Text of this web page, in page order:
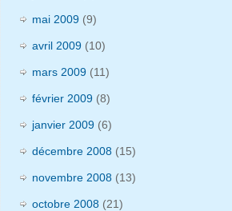
mai 2009 (9)
avril 2009 (10)
mars 2009 (11)
février 2009 (8)
janvier 2009 (6)
décembre 2008 (15)
novembre 2008 (13)
octobre 2008 (21)